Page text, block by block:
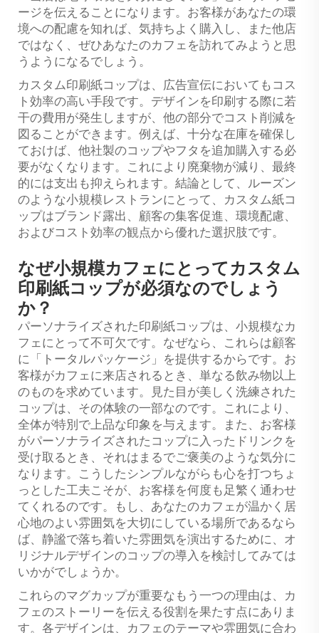
ージを伝えることになります。お客様があなたの環
境への配慮を知れば、気持ちよく購入し、また他店
ではなく、ぜひあなたのカフェを訪れてみようと思
うようになるでしょう。
カスタム印刷紙コップは、広告宣伝においてもコス
ト効率の高い手段です。デザインを印刷する際に若
干の費用が発生しますが、他の部分でコスト削減を
図ることができます。例えば、十分な在庫を確保し
ておけば、他社製のコップやフタを追加購入する必
要がなくなります。これにより廃棄物が減り、最終
的には支出も抑えられます。結論として、ルーズン
のような小規模レストランにとって、カスタム紙コ
ップはブランド露出、顧客の集客促進、環境配慮、
およびコスト効率の観点から優れた選択肢です。
なぜ小規模カフェにとってカスタム
印刷紙コップが必須なのでしょう
か？
パーソナライズされた印刷紙コップは、小規模なカ
フェにとって不可欠です。なぜなら、これらは顧客
に「トータルパッケージ」を提供するからです。お
客様がカフェに来店されるとき、単なる飲み物以上
のものを求めています。見た目が美しく洗練された
コップは、その体験の一部なのです。これにより、
全体が特別で上品な印象を与えます。また、お客様
がパーソナライズされたコップに入ったドリンクを
受け取るとき、それはまるでご褒美のような気分に
なります。こうしたシンプルながらも心を打つちょ
っとした工夫こそが、お客様を何度も足繁く通わせ
てくれるのです。もし、あなたのカフェが温かく居
心地のよい雰囲気を大切にしている場所であるなら
ば、静謐で落ち着いた雰囲気を演出するために、オ
リジナルデザインのコップの導入を検討してみては
いかがでしょうか。
これらのマグカップが重要なもう一つの理由は、カ
フェのストーリーを伝える役割を果たす点にありま
す。各デザインは、カフェのテーマや雰囲気に合わ